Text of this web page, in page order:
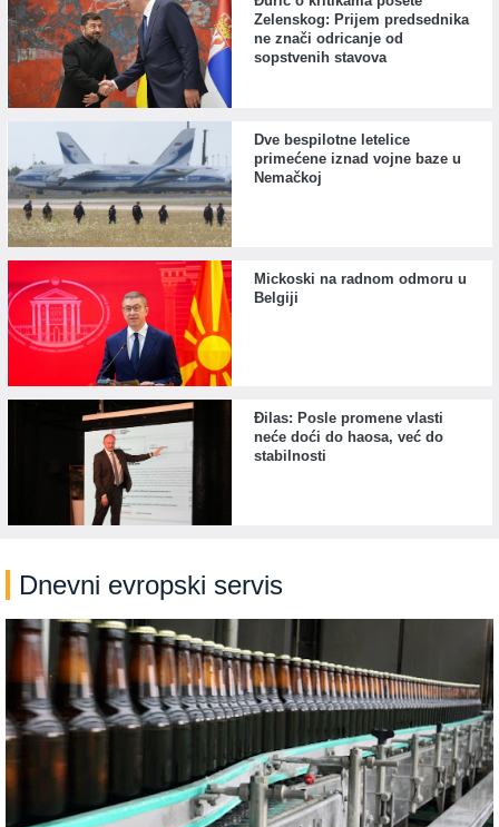
Zelenskog: Prijem predsednika
ne znači odricanje od
sopstvenih stavova
Dve bespilotne letelice
primećene iznad vojne baze u
Nemačkoj
Mickoski na radnom odmoru u
Belgiji
Đilas: Posle promene vlasti
neće doći do haosa, već do
stabilnosti
Dnevni evropski servis